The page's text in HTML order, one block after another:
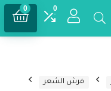
0
0
فرش الشعر